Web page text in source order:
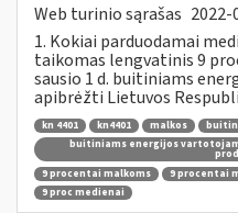
Web turinio sąrašas 2022-
1. Kokiai parduodamai
taikomas lengvatinis 9
sausio 1 d. buitiniams
apibrėžti Lietuvos
kn 4401 kn4401 malkos
buitiniams energijos
9 procentai malkoms
9 procentai
9 proc medienai